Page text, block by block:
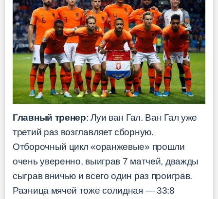
Главный тренер: Луи ван Гал. Ван Гал уже
третий раз возглавляет сборную.
Отборочный цикл «оранжевые» прошли
очень уверенно, выиграв 7 матчей, дважды
сыграв вничью и всего один раз проиграв.
Разница мячей тоже солидная — 33:8